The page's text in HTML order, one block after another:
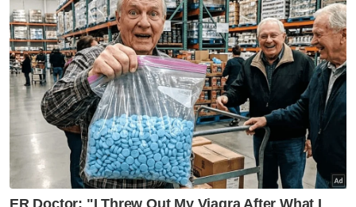
Artikel Disyorkan
Selangor KL
10,000 sukarelawan jadi nadi
SUKMA Selangor
Selangor KL
Empat dekad menjinak ikan